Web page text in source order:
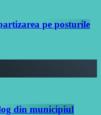
pe posturile
din municipiul